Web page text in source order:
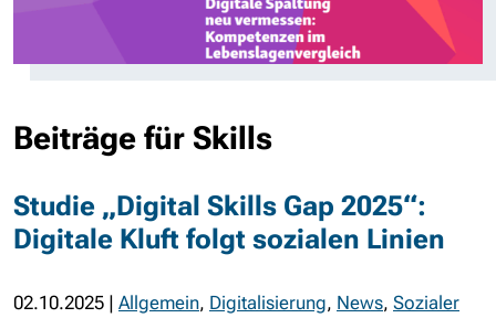
Beiträge für Skills
Studie „Digital Skills Gap 2025“:
Digitale Kluft folgt sozialen Linien
02.10.2025 | Allgemein, Digitalisierung, News, Sozialer